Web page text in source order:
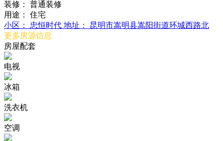
装修：
普通装修
用途：
住宅
小区：
忠恒时代 地址：
昆明市嵩明县嵩阳街道环城西路北
更多房源信息
房屋配套
电视
冰箱
洗衣机
空调